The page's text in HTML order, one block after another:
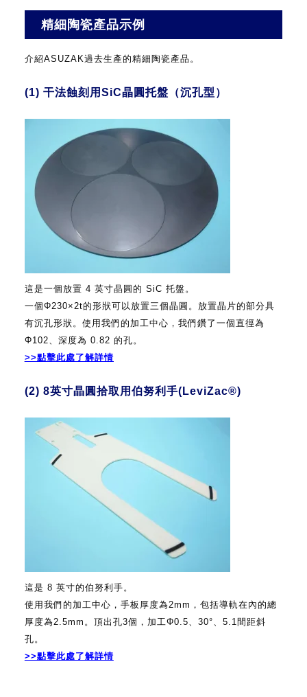
精細陶瓷產品示例
介紹ASUZAK過去生產的精細陶瓷產品。
(1) 干法蝕刻用SiC晶圓托盤（沉孔型）
這是一個放置 4 英寸晶圓的 SiC 托盤。
一個Φ230×2t的形狀可以放置三個晶圓。放置晶片的部分具
有沉孔形狀。使用我們的加工中心，我們鑽了一個直徑為
Φ102、深度為 0.82 的孔。
>>點擊此處了解詳情
(2) 8英寸晶圓拾取用伯努利手(LeviZac®)
這是 8 英寸的伯努利手。
使用我們的加工中心，手板厚度為2mm，包括導軌在內的總
厚度為2.5mm。頂出孔3個，加工Φ0.5、30°、5.1間距斜
孔。
>>點擊此處了解詳情